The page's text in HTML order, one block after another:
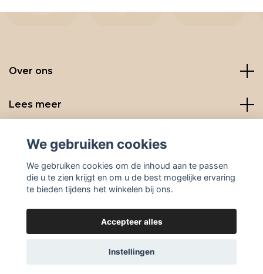
Over ons
Lees meer
Social media
© 2026 BeanBuddies
We gebruiken cookies
We gebruiken cookies om de inhoud aan te passen
die u te zien krijgt en om u de best mogelijke ervaring
te bieden tijdens het winkelen bij ons.
Accepteer alles
Instellingen